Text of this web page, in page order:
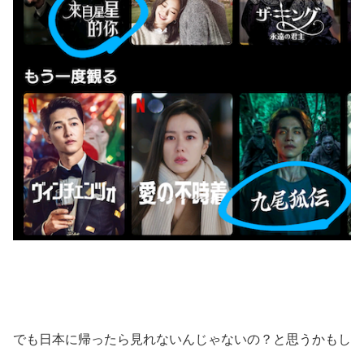
でも日本に帰ったら見れないんじゃないの？と思うかもし